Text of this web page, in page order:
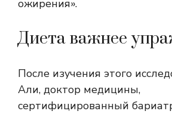
ожирения».
Диета важнее
После изучения этого
Али, доктор медицины,
сертифицированный